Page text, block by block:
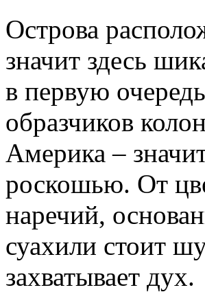
Острова
значит здесь
в первую
образчиков
Америка –
роскошью. От
наречий,
суахили стоит
захватывает дух.